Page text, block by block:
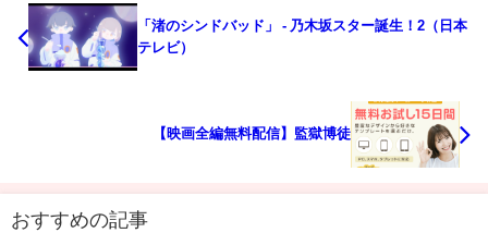
「渚のシンドバッド」 - 乃木坂スター誕生！2（日本
テレビ）
【映画全編無料配信】監獄博徒
おすすめの記事